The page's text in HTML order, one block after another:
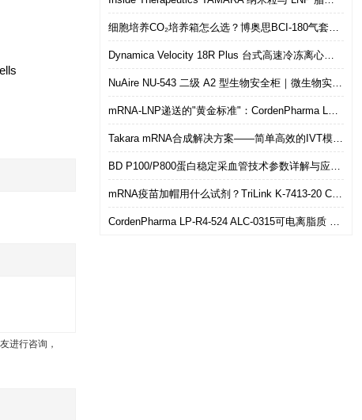
进行咨询，
细胞培养CO₂培养箱怎么选？博奥思BCI-180气套式培养箱 进口替代优选
Dynamica Velocity 18R Plus 台式高速冷冻离心机｜多样本通量生物分离优选设备
NuAire NU-543 二级 A2 型生物安全柜｜微生物实验室安全操作优选设备
mRNA-LNP递送的"黄金标准"：CordenPharma LP-R4-524（ALC-0315）可电离脂质技术解析
Takara mRNA合成解决方案——简单高效的IVT模板制备
BD P100/P800蛋白稳定采血管技术参数详解与应用选型指南
mRNA疫苗加帽用什么试剂？TriLink K-7413-20 CleanCap共转录加帽 华雅思创现货直发
CordenPharma LP-R4-524 ALC-0315可电离脂质 mRNA-LNP递送专用 华雅思创现货供应